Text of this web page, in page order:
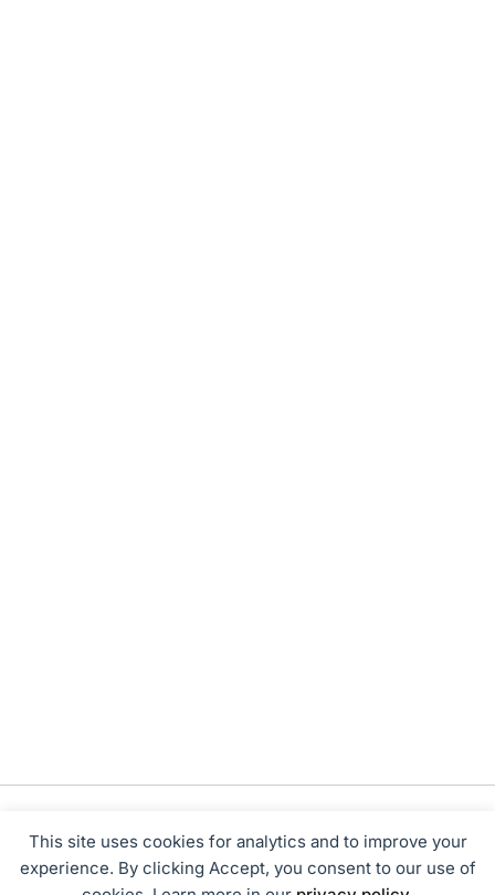
This site uses cookies for analytics and to improve your
experience. By clicking Accept, you consent to our use of